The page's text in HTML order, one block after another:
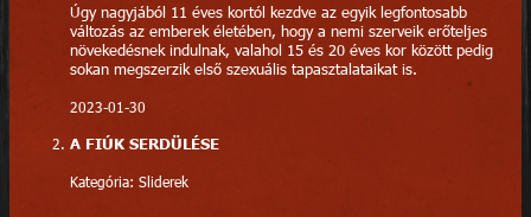
Úgy nagyjából 11 éves kortól kezdve az egyik legfontosabb
változás az emberek életében, hogy a nemi szerveik erőteljes
növekedésnek indulnak, valahol 15 és 20 éves kor között pedig
sokan megszerzik első szexuális tapasztalataikat is.
2023-01-30
A FIÚK SERDÜLÉSE
Kategória: Sliderek